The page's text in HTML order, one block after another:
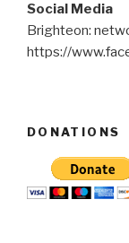
Social Media
Brighteon:
https://
DONATIONS